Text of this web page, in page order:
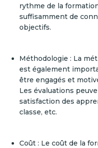
rythme de la
suffisamment de
objectifs.
Méthodologie : La
est également
être engagés et
Les évaluations
satisfaction des
classe, etc.
Coût : Le coût de la